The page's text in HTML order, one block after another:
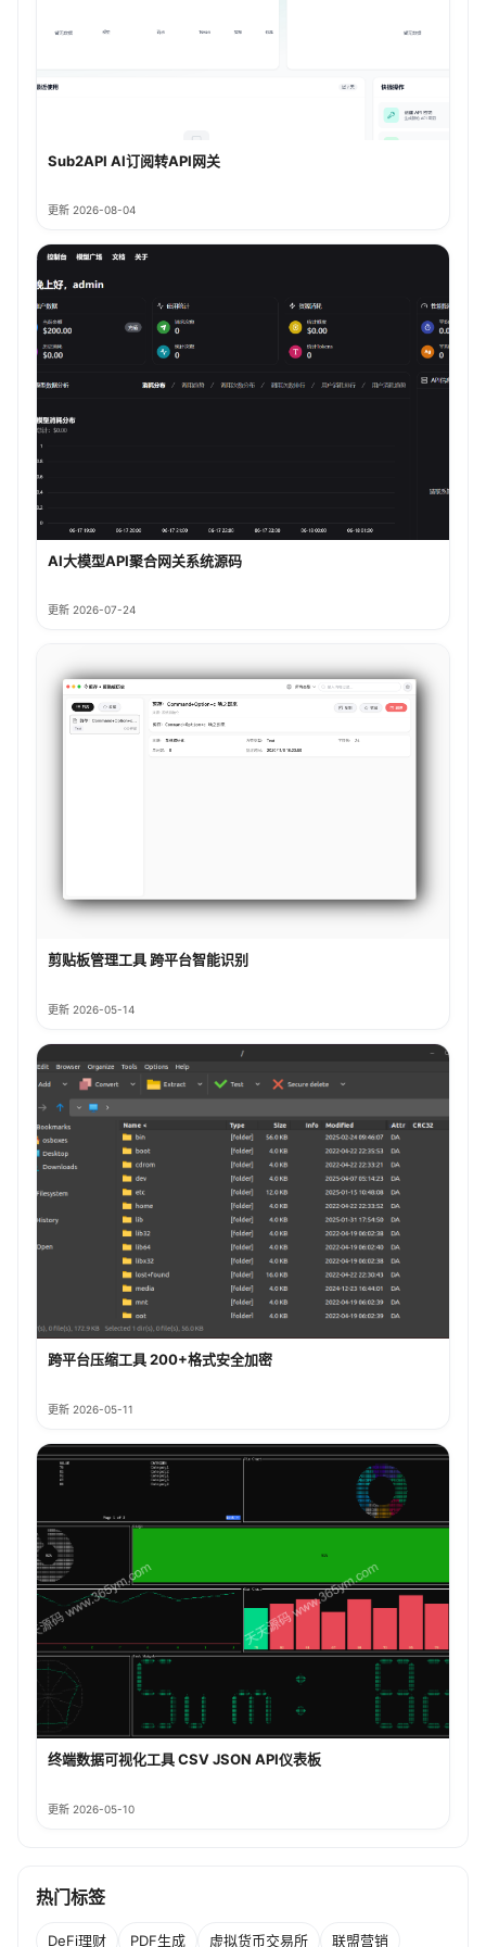
Sub2API AI订阅转API网关
更新 2026-08-04
AI大模型API聚合网关系统源码
更新 2026-07-24
剪贴板管理工具 跨平台智能识别
更新 2026-05-14
跨平台压缩工具 200+格式安全加密
更新 2026-05-11
终端数据可视化工具 CSV JSON API仪表板
更新 2026-05-10
热门标签
DeFi理财 PDF生成 虚拟货币交易所 联盟营销